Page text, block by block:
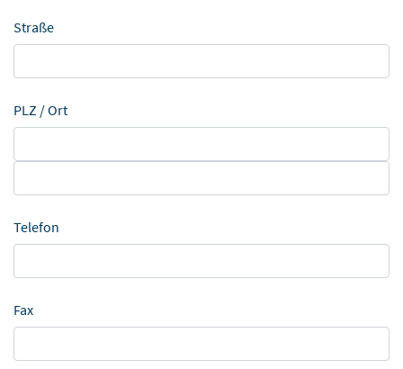
Straße
PLZ / Ort
Telefon
Fax